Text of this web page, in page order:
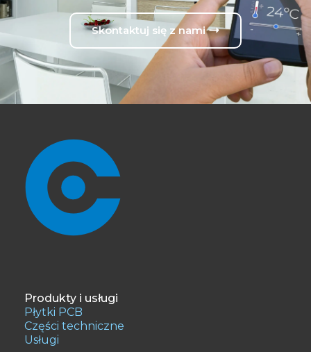
Skontaktuj się z nami
Produkty i usługi
Płytki PCB
Części techniczne
Usługi